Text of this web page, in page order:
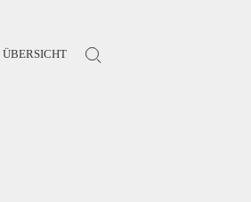
ÜBERSICHT Search for: